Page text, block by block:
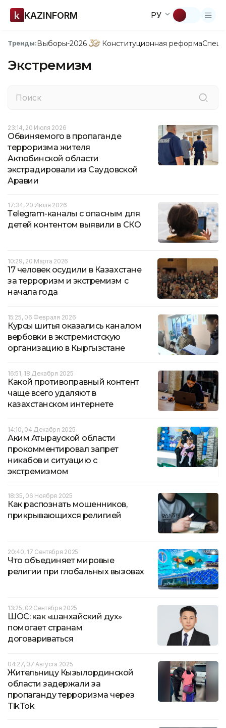
KAZINFORM РУ
Тренды:Выборы-2026 Конституционная реформа
Экстремизм
23:14, 20 Июля 2026
Обвиняемого в пропаганде
терроризма жителя
Актюбинской области
экстрадировали из Саудовской
Аравии
17:34, 20 Июля 2026
Тelegram-каналы с опасным для
детей контентом выявили в СКО
10:29, 20 Марта 2026
17 человек осудили в Казахстане
за терроризм и экстремизм с
начала года
15:25, 06 Февраля 2026
Курсы шитья оказались каналом
вербовки в экстремистскую
организацию в Кыргызстане
16:51, 18 Декабря 2025
Какой противоправный контент
чаще всего удаляют в
казахстанском интернете
14:10, 04 Декабря 2025
Аким Атырауской области
прокомментировал запрет
никабов и ситуацию с
экстремизмом
18:35, 06 Ноября 2025
Как распознать мошенников,
прикрывающихся религией
20:40, 17 Сентября 2025
Что объединяет мировые
религии при глобальных вызовах
13:25, 02 Сентября 2025
ШОС: как «шанхайский дух»
помогает странам
договариваться
04:27, 07 Августа 2025
Жительницу Кызылординской
области задержали за
пропаганду терроризма через
TikTok